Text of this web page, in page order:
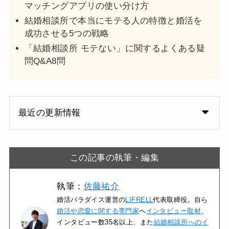
マッチングアプリの使い分け方
結婚相談所で本当にモテる人の特徴と婚活を
成功させる5つの戦略
「結婚相談所 モテない」に関するよくある疑
問Q&A8問
最近の更新情報
この記事の執筆・編集
執筆： 佐藤祐介
婚活パラダイス運営のLIFRELL代表取締役。自ら
婚活や恋愛に関する専門家へインタビュー取材、
インタビュー数35名以上、また結婚相談所へのイ